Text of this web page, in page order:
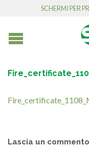
SCHERMI PER
Lascia un commento